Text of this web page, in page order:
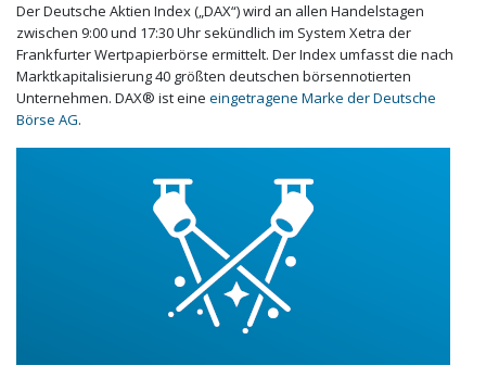
Der Deutsche Aktien Index („DAX“) wird an allen Handelstagen
zwischen 9:00 und 17:30 Uhr sekündlich im System Xetra der
Frankfurter Wertpapierbörse ermittelt. Der Index umfasst die nach
Marktkapitalisierung 40 größten deutschen börsennotierten
Unternehmen. DAX® ist eine eingetragene Marke der Deutsche
Börse AG.